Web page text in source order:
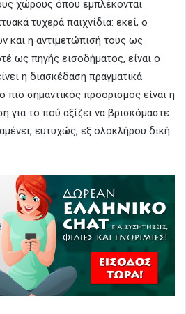
χώρους όπου εμπλέκονται
τυχερά παιχνίδια: εκεί, ο
και η αντιμετώπισή τους ως
ως πηγής εισοδήματος, είναι ο
η διασκέδαση πραγματικά
πιο σημαντικός προορισμός είναι η
για το πού αξίζει να βρισκόμαστε.
ευτυχώς, εξ ολοκλήρου δική